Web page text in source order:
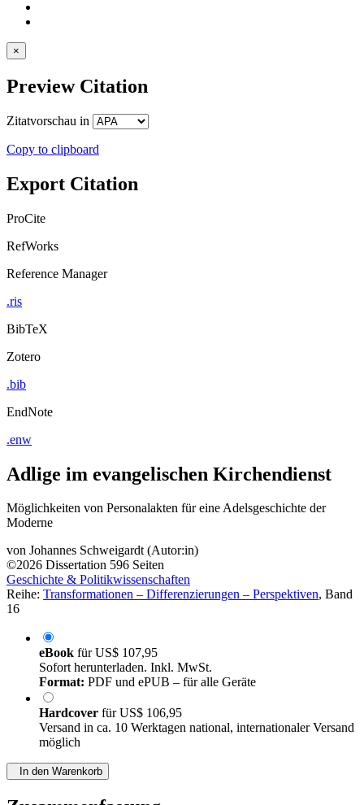
×
Preview Citation
Zitatvorschau in
Copy to clipboard
Export Citation
ProCite
RefWorks
Reference Manager
.ris
BibTeX
Zotero
.bib
EndNote
.enw
Adlige im evangelischen Kirchendienst
Möglichkeiten von Personalakten für eine Adelsgeschichte der
Moderne
von Johannes Schweigardt (Autor:in)
©2026 Dissertation 596 Seiten
Geschichte & Politikwissenschaften
Reihe: Transformationen – Differenzierungen – Perspektiven, Band
16
eBook fürUS$ 107,95
Sofort herunterladen. Inkl. MwSt.
Format: PDF und ePUB – für alle Geräte
Hardcover fürUS$ 106,95
Versand in ca. 10 Werktagen national, internationaler Versand
möglich
In den Warenkorb